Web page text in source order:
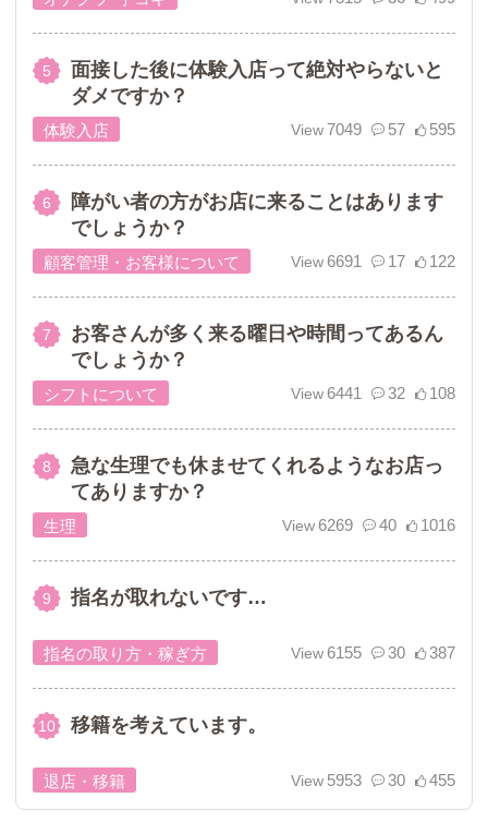
面接した後に体験入店って絶対やらないと
ダメですか？
体験入店 7049 57 595
障がい者の方がお店に来ることはあります
でしょうか？
顧客管理・お客様について 6691 17 122
お客さんが多く来る曜日や時間ってあるん
でしょうか？
シフトについて 6441 32 108
急な生理でも休ませてくれるようなお店っ
てありますか？
生理 6269 40 1016
指名が取れないです…
指名の取り方・稼ぎ方 6155 30 387
移籍を考えています。
退店・移籍 5953 30 455